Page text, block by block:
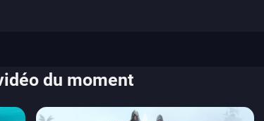
du moment